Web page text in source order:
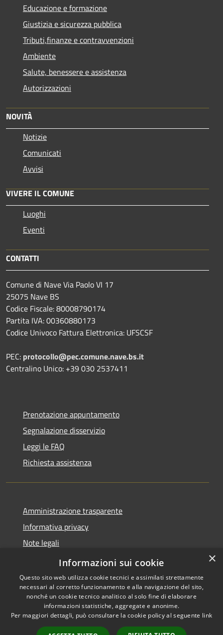
Educazione e formazione
Giustizia e sicurezza pubblica
Tributi,finanze e contravvenzioni
Ambiente
Salute, benessere e assistenza
Autorizzazioni
NOVITÀ
Notizie
Comunicati
Avvisi
VIVERE IL COMUNE
Luoghi
Eventi
CONTATTI
Comune di Nave Via Paolo VI 17
25075 Nave BS
Codice Fiscale: 80008790174
Partita IVA: 00360880173
Codice Univoco Fattura Elettronica: UFSCSF
PEC: protocollo@pec.comune.nave.bs.it
Centralino Unico: +39 030 2537411
Prenotazione appuntamento
Segnalazione disservizio
Leggi le FAQ
Richiesta assistenza
Amministrazione trasparente
Informativa privacy
Note legali
Dichiarazione di accessibilità
Accessibilità
Copyright © 2026 • Comune di
Nave • Powered by
×
Informazioni sui cookie
Questo sito web utilizza cookie tecnici e assimilati strettamente
necessari al corretto funzionamento e alla navigazione del sito,
nonché un cookie tecnico analitico al solo fine di elaborare
informazioni statistiche, aggregate e anonime.
Per maggiori dettagli, può consultare la cookie policy al seguente link